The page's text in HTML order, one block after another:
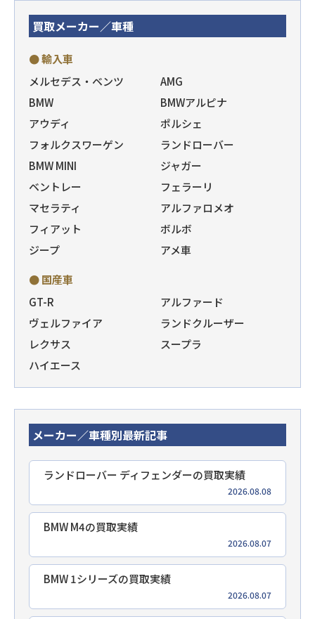
買取メーカー／車種
● 輸入車
メルセデス・ベンツ
AMG
BMW
BMWアルピナ
アウディ
ポルシェ
フォルクスワーゲン
ランドローバー
BMW MINI
ジャガー
ベントレー
フェラーリ
マセラティ
アルファロメオ
フィアット
ボルボ
ジープ
アメ車
● 国産車
GT-R
アルファード
ヴェルファイア
ランドクルーザー
レクサス
スープラ
ハイエース
メーカー／車種別最新記事
ランドローバー ディフェンダーの買取実績
2026.08.08
BMW M4の買取実績
2026.08.07
BMW 1シリーズの買取実績
2026.08.07